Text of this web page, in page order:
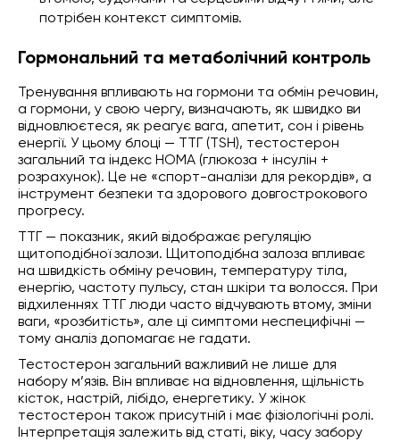
потрібен контекст симптомів.
Гормональний та метаболічний контроль
Тренування впливають на гормони та обмін речовин,
а гормони, у свою чергу, визначають, як швидко ви
відновлюєтеся, як реагує вага, апетит, сон і рівень
енергії. У цьому блоці — ТТГ (TSH), тестостерон
загальний та індекс HOMA (глюкоза + інсулін +
розрахунок). Це не «спорт-аналізи для рекордів», а
інструмент безпеки та здорового довгострокового
прогресу.
ТТГ — показник, який відображає регуляцію
щитоподібної залози. Щитоподібна залоза впливає
на швидкість обміну речовин, температуру тіла,
енергію, частоту пульсу, стан шкіри та волосся. При
відхиленнях ТТГ люди часто відчувають втому, зміни
ваги, «розбитість», але ці симптоми неспецифічні —
тому аналіз допомагає не гадати.
Тестостерон загальний важливий не лише для
набору м’язів. Він впливає на відновлення, щільність
кісток, настрій, лібідо, енергетику. У жінок
тестостерон також присутній і має фізіологічні ролі.
Інтерпретація залежить від статі, віку, часу забору